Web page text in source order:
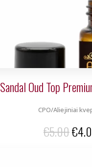
Sandal Oud Top
CPO/Aliejiniai
€5.00€